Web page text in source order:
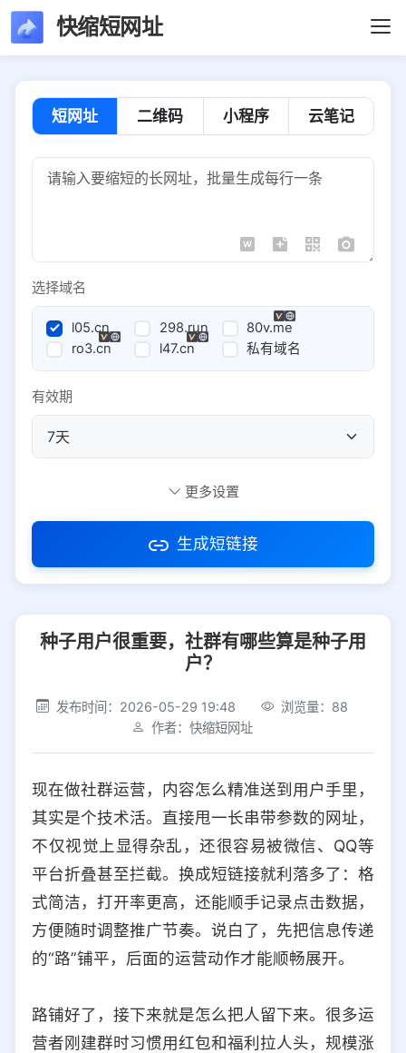
快缩短网址
短网址 二维码 小程序 云笔记
选择域名
l05.cn 298.run
80v.me
ro3.cn
l47.cn 私有域名
有效期
访问密码
社交平台 电商平台
选择防红平台类型，避免链接被拦截
平台设置
iOS Android PC 其他
选择允许访问的平台类型
更多设置
生成短链接
种子用户很重要，社群有哪些算是种子用
户？
发布时间：2026-05-29 19:48
浏览量：88
作者：快缩短网址
现在做社群运营，内容怎么精准送到用户手里，
其实是个技术活。直接甩一长串带参数的网址，
不仅视觉上显得杂乱，还很容易被微信、QQ等
平台折叠甚至拦截。换成短链接就利落多了：格
式简洁，打开率更高，还能顺手记录点击数据，
方便随时调整推广节奏。说白了，先把信息传递
的“路”铺平，后面的运营动作才能顺畅展开。
路铺好了，接下来就是怎么把人留下来。很多运
营者刚建群时习惯用红包和福利拉人头，规模涨